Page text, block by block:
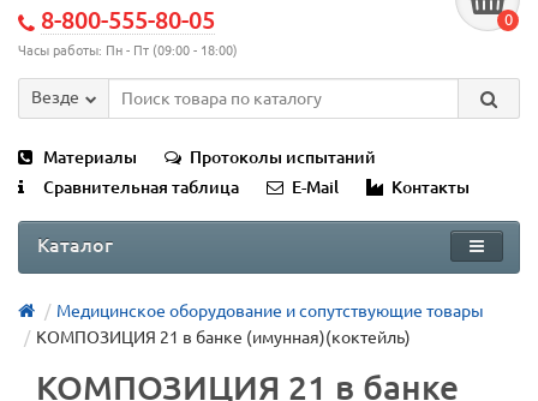
8-800-555-80-05
Часы работы: Пн - Пт (09:00 - 18:00)
0
Везде
Материалы
Протоколы испытаний
Сравнительная таблица
E-Mail Контакты
Каталог
Медицинское оборудование и сопутствующие товары
КОМПОЗИЦИЯ 21 в банке (имунная)(коктейль)
КОМПОЗИЦИЯ 21 в банке